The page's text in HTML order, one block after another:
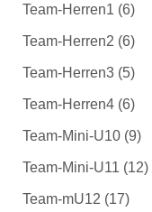
Team-Herren1 (6)
Team-Herren2 (6)
Team-Herren3(5)
Team-Herren4(6)
Team-Mini-U10(9)
Team-Mini-U11 (12)
Team-mU12 (17)